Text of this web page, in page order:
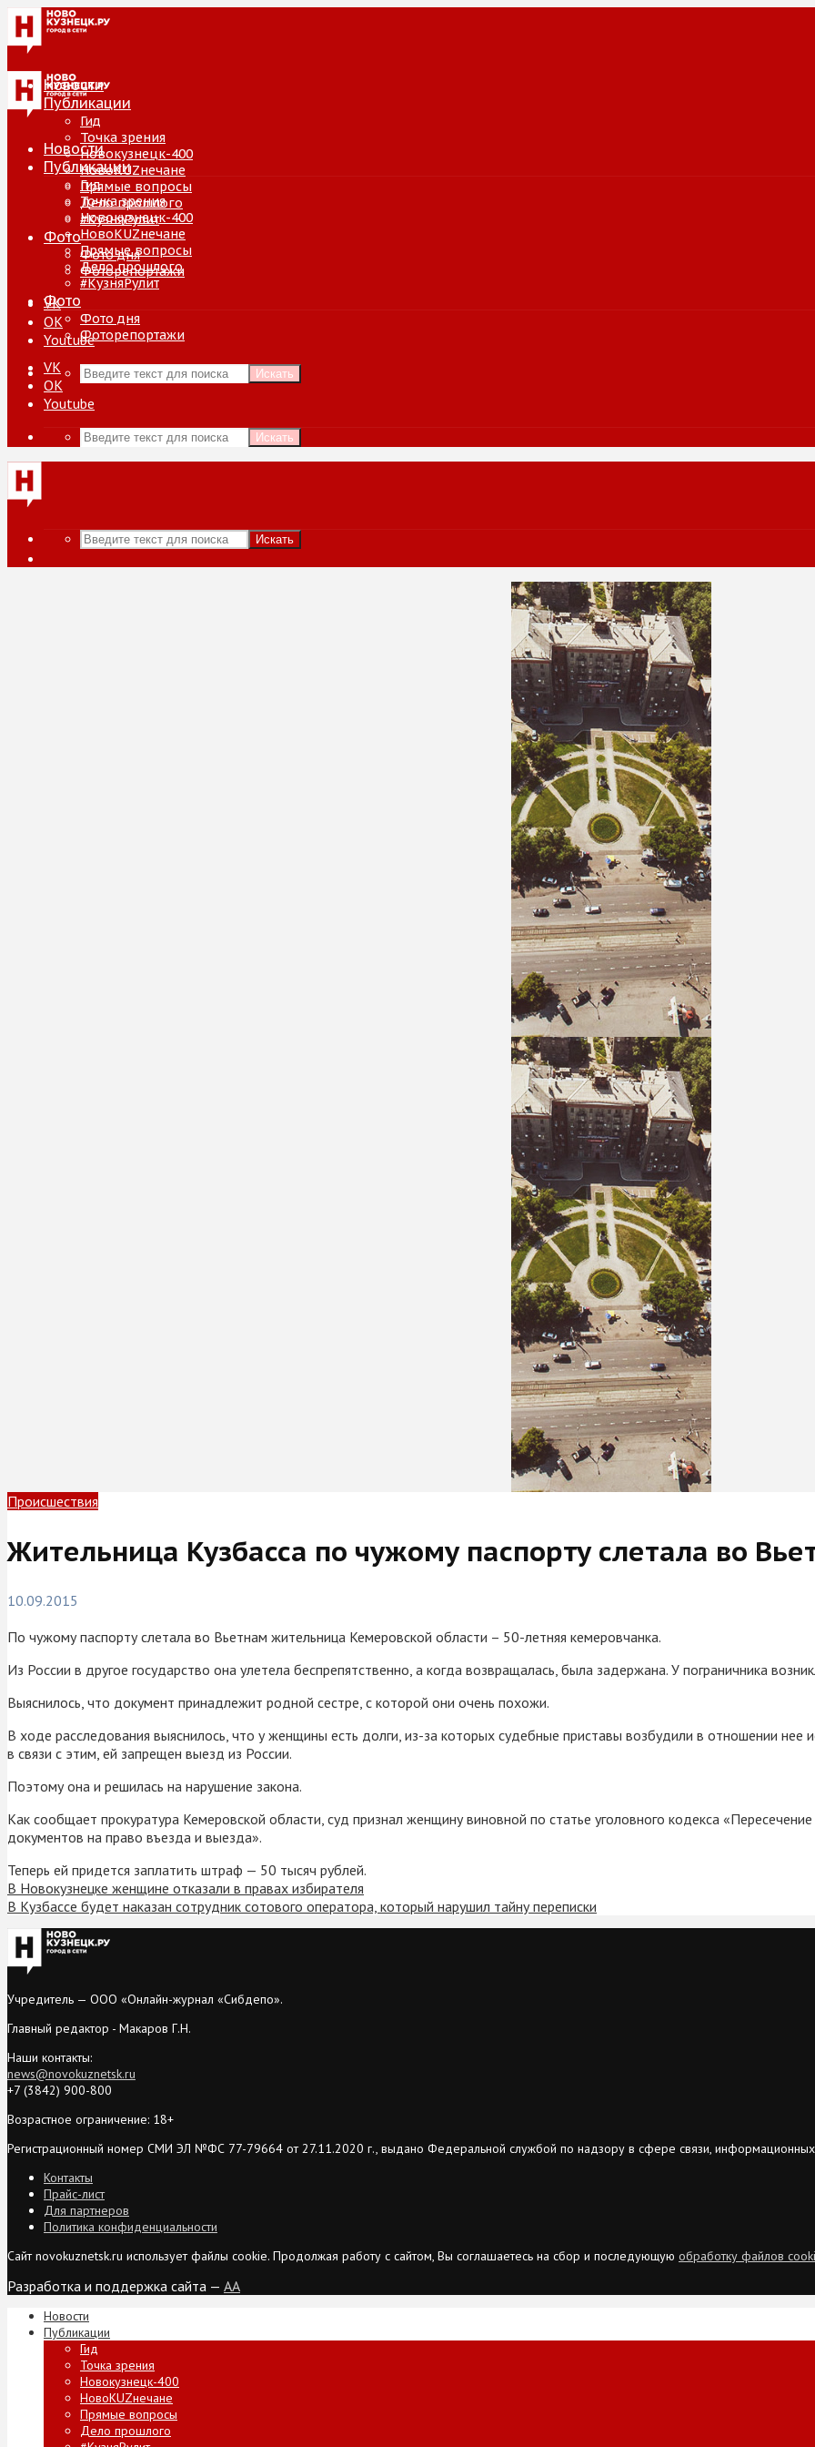
Новости
Публикации
Гид
Точка зрения
Новокузнецк-400
НовоKUZнечане
Прямые вопросы
Дело прошлого
#КузняРулит
Фото
Фото дня
Фоторепортажи
VK
ОК
Youtube
Искать
Новости
Публикации
Гид
Точка зрения
Новокузнецк-400
НовоKUZнечане
Прямые вопросы
Дело прошлого
#КузняРулит
Фото
Фото дня
Фоторепортажи
VK
ОК
Youtube
Искать
Искать
Происшествия
Жительница Кузбасса по чужому паспорту слетала во
10.09.2015
По чужому паспорту слетала во Вьетнам жительница Кемеровской области – 50-летняя кемеровчанка.
Из России в другое государство она улетела беспрепятственно, а когда возвращалась, была задержана. У пограничника
Выяснилось, что документ принадлежит родной сестре, с которой они очень похожи.
В ходе расследования выяснилось, что у женщины есть долги, из-за которых судебные приставы возбудили в отношении нее
в связи с этим, ей запрещен выезд из России.
Поэтому она и решилась на нарушение закона.
Как сообщает прокуратура Кемеровской области, суд признал женщину виновной по статье уголовного кодекса
документов на право въезда и выезда».
Теперь ей придется заплатить штраф — 50 тысяч рублей.
В Новокузнецке женщине отказали в правах избирателя
В Кузбассе будет наказан сотрудник сотового оператора, который нарушил тайну переписки
Учредитель — ООО «Онлайн-журнал «Сибдепо».
Главный редактор - Макаров Г.Н.
Наши контакты:
news@novokuznetsk.ru
+7 (3842) 900-800
Возрастное ограничение: 18+
Регистрационный номер СМИ ЭЛ №ФС 77-79664 от 27.11.2020 г., выдано Федеральной службой по надзору в сфере связи, информационных
Контакты
Прайс-лист
Для партнеров
Политика конфиденциальности
Сайт novokuznetsk.ru использует файлы cookie. Продолжая работу с сайтом, Вы соглашаетесь на сбор и последующую обработку файлов
Разработка и поддержка сайта — AA
Новости
Публикации
Гид
Точка зрения
Новокузнецк-400
НовоKUZнечане
Прямые вопросы
Дело прошлого